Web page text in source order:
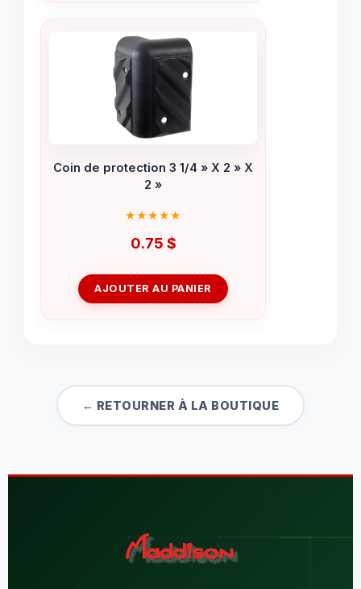
Coin de protection 3 1/4 » X 2 » X
2 »
0.75 $
AJOUTER AU PANIER
← RETOURNER À LA BOUTIQUE